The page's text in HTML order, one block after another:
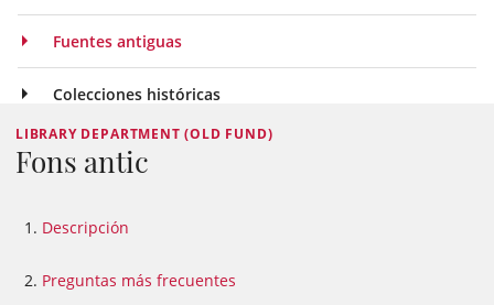
Fuentes antiguas
Colecciones históricas
LIBRARY DEPARTMENT (OLD FUND)
Fons antic
Descripción
Preguntas más frecuentes